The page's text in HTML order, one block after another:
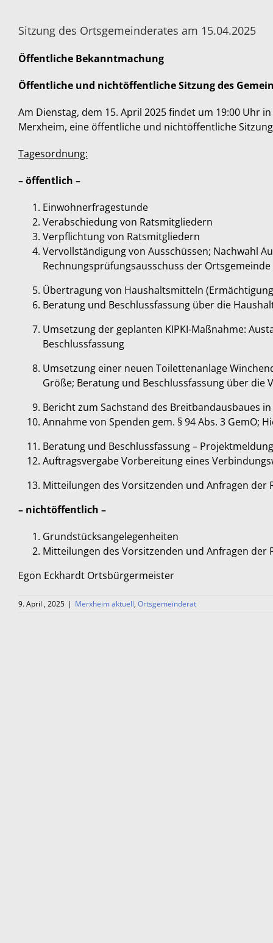
Sitzung des Ortsgemeinderates am 15.04.2025
Öffentliche Bekanntmachung
Öffentliche und nichtöffentlicheSitzung des
Am Dienstag, dem 15. April 2025 findet um 19:00 Uhr
Merxheim, eine öffentliche und nichtöffentliche
Tagesordnung:
– öffentlich –
Einwohnerfragestunde
Verabschiedung von Ratsmitgliedern
Verpflichtung von Ratsmitgliedern
Vervollständigung von Ausschüssen; Nachwahl
Rechnungsprüfungsausschuss der
Übertragung von Haushaltsmitteln
Beratung und Beschlussfassung über die
Umsetzung der geplanten KIPKI-Maßnahme:
Beschlussfassung
Umsetzung einer neuen Toilettenanlage
Größe; Beratung und Beschlussfassung über die
Bericht zum Sachstand des Breitbandausbaues
Annahme von Spenden gem. § 94 Abs. 3
Beratung und Beschlussfassung –
Auftragsvergabe Vorbereitung eines
Mitteilungen des Vorsitzenden und Anfragen der
– nichtöffentlich –
Grundstücksangelegenheiten
Mitteilungen des Vorsitzenden und Anfragen der
Egon Eckhardt Ortsbürgermeister
9. April , 2025 | Merxheim aktuell,Ortsgemeinderat